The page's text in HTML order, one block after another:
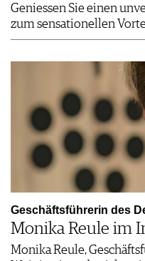
Geniessen Sie einen
zum sensationellen
Geschäftsführerin des
Monika Reule im
Monika Reule,